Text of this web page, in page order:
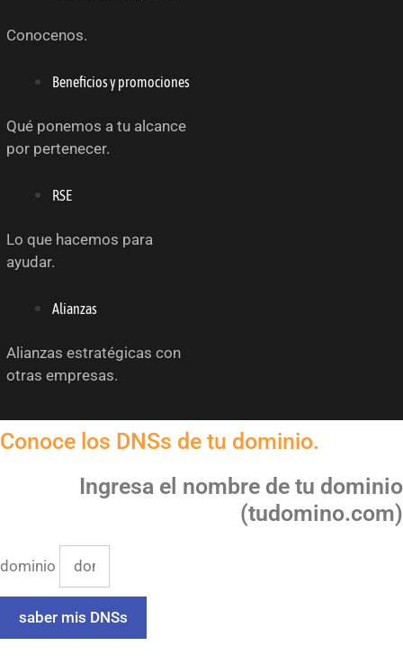
Conocenos.
Beneficios y promociones
Qué ponemos a tu alcance
por pertenecer.
RSE
Lo que hacemos para
ayudar.
Alianzas
Alianzas estratégicas con
otras empresas.
Conoce los DNSs de tu dominio.
Ingresa el nombre de tu dominio
(tudomino.com)
dominio
saber mis DNSs